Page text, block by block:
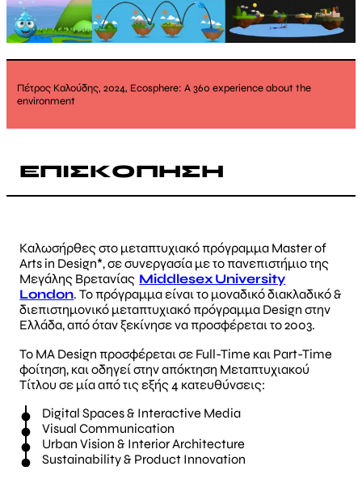
Πέτρος Καλούδης, 2024, Ecosphere: A 360 experience about the
environment
ΕΠΙΣΚΟΠΗΣΗ
Καλωσήρθες στο μεταπτυχιακό πρόγραμμα Master of
Arts in Design*, σε συνεργασία με το πανεπιστήμιο της
Μεγάλης Βρετανίας Middlesex University
London. Το πρόγραμμα είναι το μοναδικό διακλαδικό &
διεπιστημονικό μεταπτυχιακό πρόγραμμα Design στην
Ελλάδα, από όταν ξεκίνησε να προσφέρεται το 2003.
Το MΑ Design προσφέρεται σε Full-Time και Part-Time
φοίτηση, και οδηγεί στην απόκτηση Μεταπτυχιακού
Τίτλου σε μία από τις εξής 4 κατευθύνσεις:
Digital Spaces & Interactive Media
Visual Communication
Urban Vision & Interior Architecture
Sustainability & Product Innovation